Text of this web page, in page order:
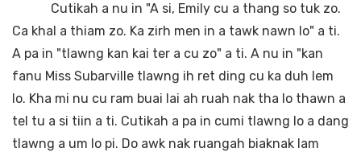
Cutikah a nu in "A si, Emily cu a thang so tuk zo.
Ca khal a thiam zo. Ka zirh men in a tawk nawn lo" a ti.
A pa in "tlawng kan kai ter a cu zo" a ti. A nu in "kan
fanu Miss Subarville tlawng ih ret ding cu ka duh lem
lo. Kha mi nu cu ram buai lai ah ruah nak tha lo thawn a
tel tu a si tiin a ti. Cutikah a pa in cumi tlawng lo a dang
tlawng a um lo pi. Do awk nak ruangah biaknak lam